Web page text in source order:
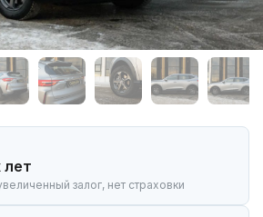
лет
залог, нет страховки